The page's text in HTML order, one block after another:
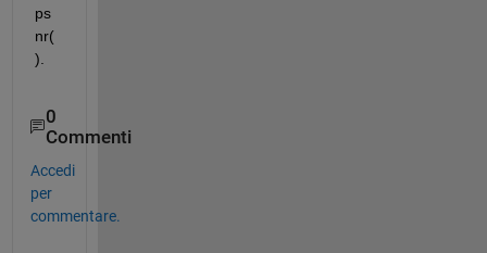
ps
nr(
).
0
Commenti
Accedi
per
commentare.